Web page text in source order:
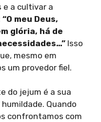
e a cultivar a
meu Deus,
glória, há de
Isso
mesmo em
um provedor fiel.
do jejum é a sua
Quando
confrontamos com